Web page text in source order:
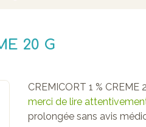
20 G
CREMICORT 1 %
merci de lire
prolongée sans avis